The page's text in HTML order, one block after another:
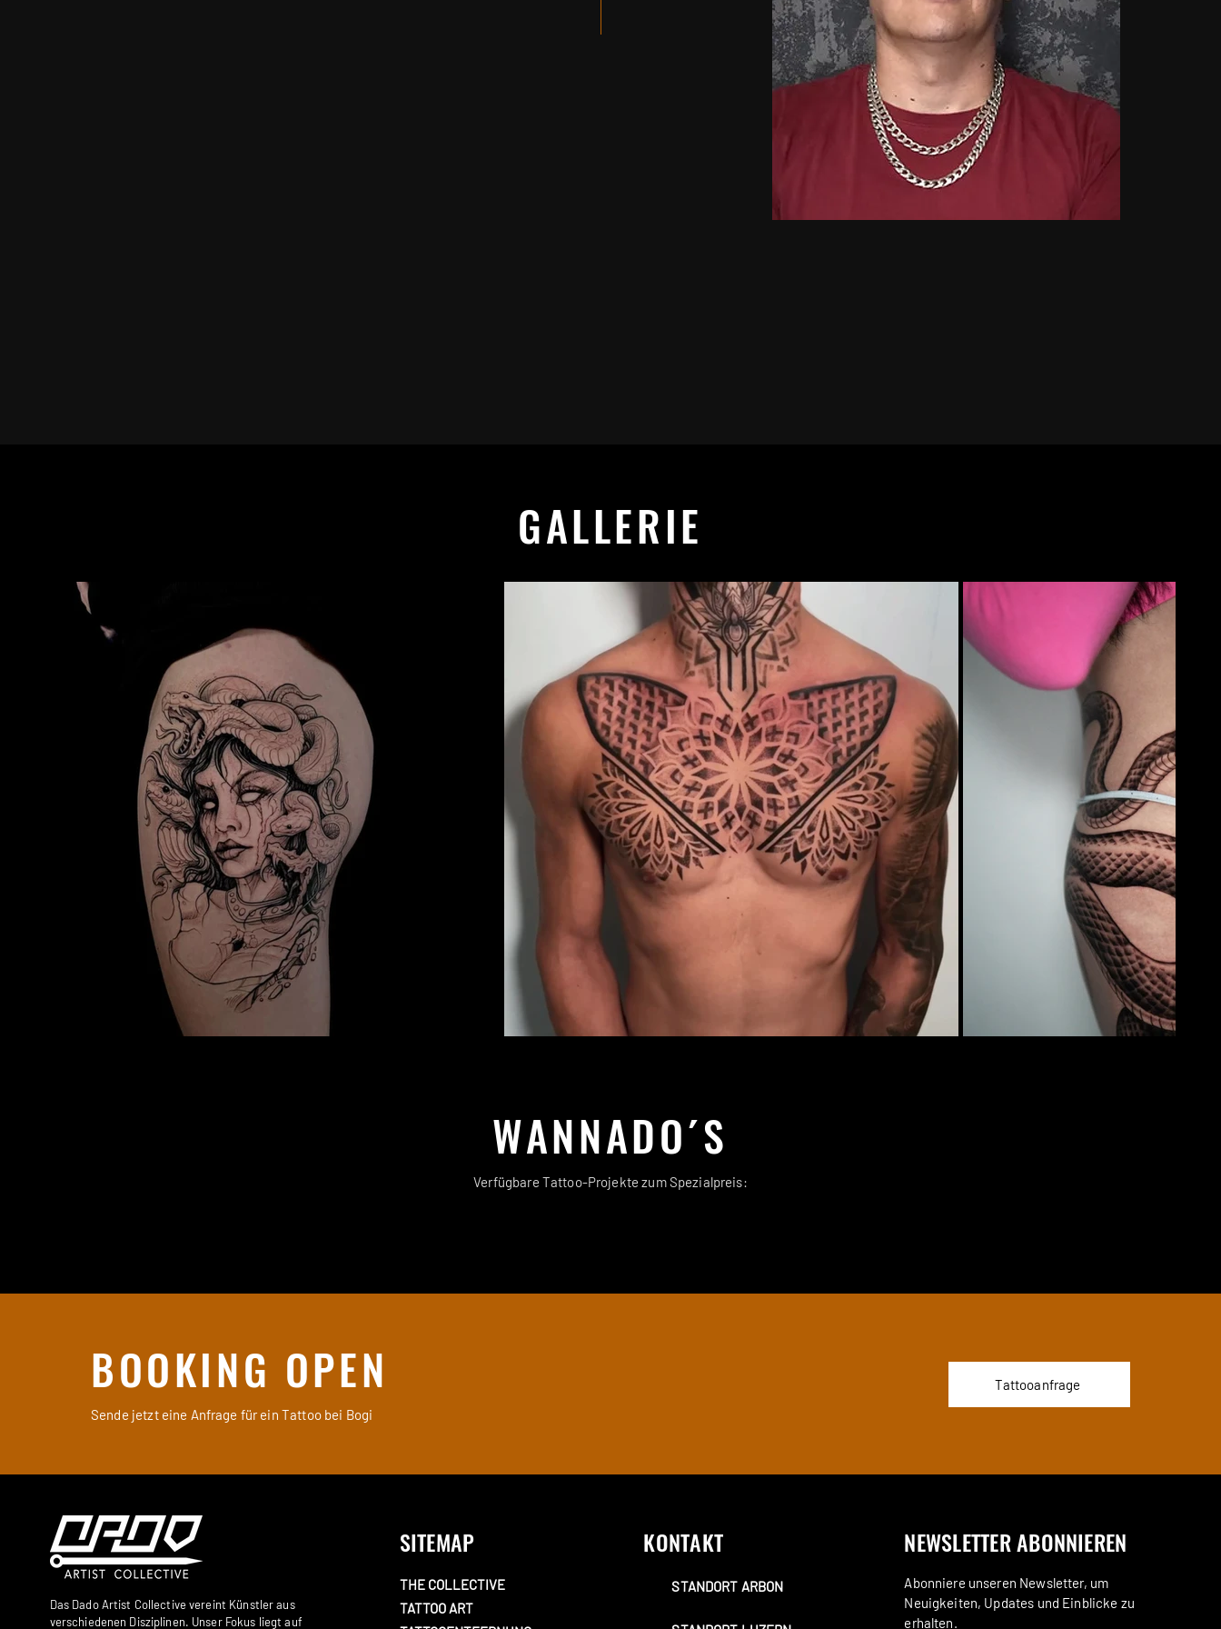
GALLERIE
WANNADO´S
Verfügbare Tattoo-Projekte zum Spezialpreis:
BOOKING OPEN
Sende jetzt eine Anfrage für ein Tattoo bei Bogi
Tattooanfrage
Das Dado Artist Collective vereint Künstler aus
verschiedenen Disziplinen. Unser Fokus liegt auf
SITEMAP
THE COLLECTIVE
TATTOO ART
KONTAKT
STANDORT ARBON
NEWSLETTER ABONNIEREN
Abonniere unseren Newsletter, um
Neuigkeiten, Updates und Einblicke zu
erhalten.